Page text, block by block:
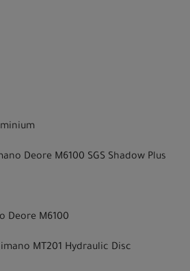
Deore M6100 SGS Shadow Plus
Deore M6100
MT201 Hydraulic Disc